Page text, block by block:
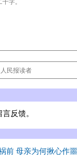
反馈。
前 母亲为何揪心作